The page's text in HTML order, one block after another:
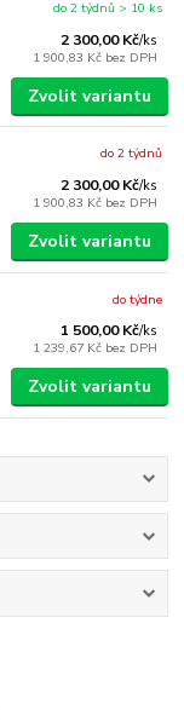
2 300,00 Kč/ks
1 900,83 Kč bez DPH
do 2 týdnů > 10 ks
Zvolit variantu
2 300,00 Kč/ks
1 900,83 Kč bez DPH
do 2 týdnů
Zvolit variantu
1 500,00 Kč/ks
1 239,67 Kč bez DPH
do týdne
Zvolit variantu